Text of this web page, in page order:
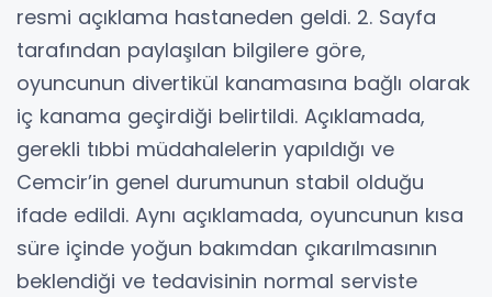
resmi açıklama hastaneden geldi. 2. Sayfa
tarafından paylaşılan bilgilere göre,
oyuncunun divertikül kanamasına bağlı olarak
iç kanama geçirdiği belirtildi. Açıklamada,
gerekli tıbbi müdahalelerin yapıldığı ve
Cemcir’in genel durumunun stabil olduğu
ifade edildi. Aynı açıklamada, oyuncunun kısa
süre içinde yoğun bakımdan çıkarılmasının
beklendiği ve tedavisinin normal serviste